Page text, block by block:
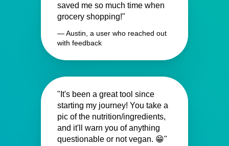
saved me so much time when
grocery shopping!"
— Austin, a user who reached out
with feedback
"It's been a great tool since
starting my journey! You take a
pic of the nutrition/ingredients,
and it'll warn you of anything
questionable or not vegan. 😁"